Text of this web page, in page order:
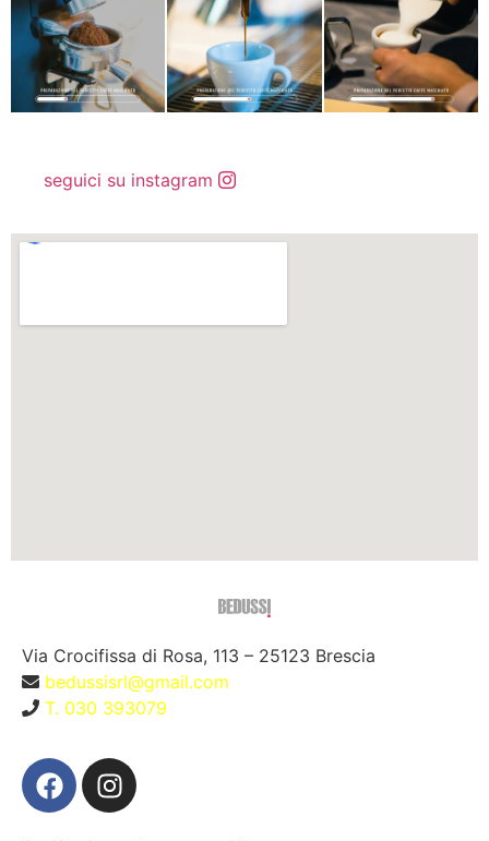
seguici su instagram
Via Crocifissa di Rosa, 113 – 25123 Brescia
bedussisrl@gmail.com
T. 030 393079